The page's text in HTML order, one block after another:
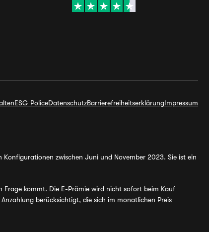
ESG PoliceDatenschutzBarrierefreiheitserklärungImpressum
zwischen Juni und November 2023. Sie ist ein
kommt. Die E-Prämie wird nicht sofort beim Kauf
berücksichtigt, die sich im monatlichen Preis